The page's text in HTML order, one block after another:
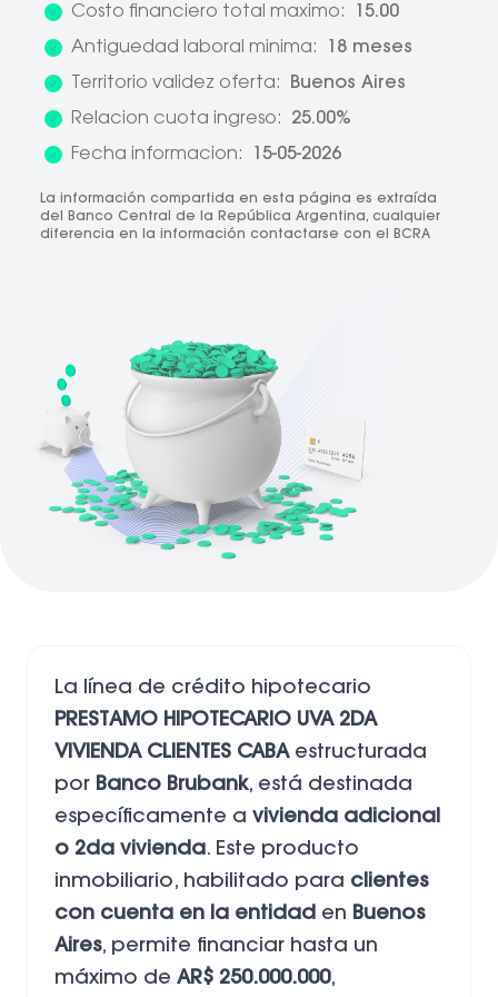
Costo financiero total maximo:
15.00
Antiguedad laboral minima:
18 meses
Territorio validez oferta:
Buenos Aires
Relacion cuota ingreso:
25.00%
Fecha informacion:
15-05-2026
La información compartida en esta página es extraída
del Banco Central de la República Argentina, cualquier
diferencia en la información contactarse con el BCRA
La línea de crédito hipotecario
PRESTAMO HIPOTECARIO UVA 2DA
VIVIENDA CLIENTES CABAestructurada
por Banco Brubank, está destinada
específicamente a vivienda adicional
o 2da vivienda. Este producto
inmobiliario, habilitado para clientes
con cuenta en la entidad en Buenos
Aires, permite financiar hasta un
máximo de AR$ 250.000.000,